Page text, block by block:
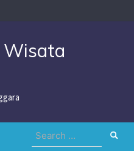
Wisata
Search
for: